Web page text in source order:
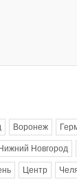
Воронеж
Новгород
Центр